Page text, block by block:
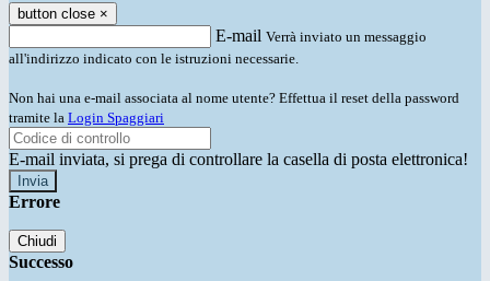
button close ×
E-mail Verrà inviato un messaggio
all'indirizzo indicato con le istruzioni necessarie.
Non hai una e-mail associata al nome utente? Effettua il reset della password
tramite la Login Spaggiari
E-mail inviata, si prega di controllare la casella di posta elettronica!
Errore
Chiudi
Successo